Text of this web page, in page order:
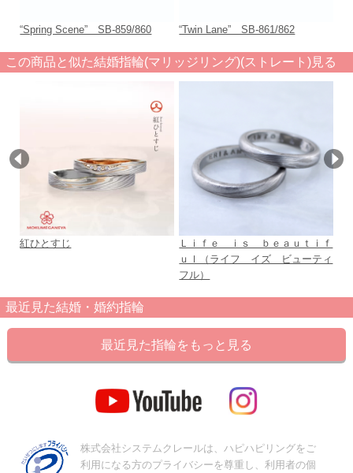
“Spring Scene” SB-859/860 “Twin Lane” SB-861/862
この商品と似た結婚指輪(マリッジリング)(ストレート)見る
紅ひとすじ
Ｌｉｆｅ ｉｓ ｂｅａｕｔｉｆ
ｕｌ（ライフ イズ ビューティ
フル）
最近見た結婚・婚約指輪
最近見た指輪をもっと見る
株式会社システムクレールは、ハピハピリングをご
利用になる方のプライバシーを尊重し、利用者の個